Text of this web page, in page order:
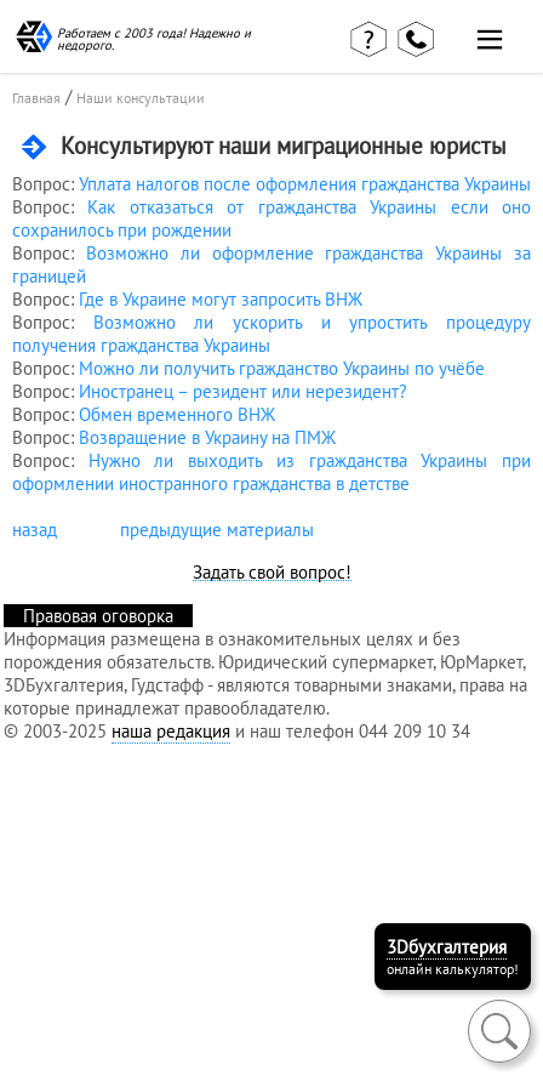
Работаем с 2003 года! Надежно и
недорого.
Главная / Наши консультации
Консультируют наши миграционные юристы
Вопрос: Уплата налогов после оформления гражданства Украины
Вопрос: Как отказаться от гражданства Украины если оно
сохранилось при рождении
Вопрос: Возможно ли оформление гражданства Украины за
границей
Вопрос: Где в Украине могут запросить ВНЖ
Вопрос: Возможно ли ускорить и упростить процедуру
получения гражданства Украины
Вопрос: Можно ли получить гражданство Украины по учёбе
Вопрос: Иностранец – резидент или нерезидент?
Вопрос: Обмен временного ВНЖ
Вопрос: Возвращение в Украину на ПМЖ
Вопрос: Нужно ли выходить из гражданства Украины при
оформлении иностранного гражданства в детстве
назад
предыдущие материалы
Задать свой вопрос!
3Dбухгалтерия
онлайн калькулятор!
Правовая оговорка
Информация размещена в ознакомительных целях и без
порождения обязательств. Юридический супермаркет, ЮрМаркет,
3DБухгалтерия, Гудстафф - являются товарными знаками, права на
которые принадлежат правообладателю.
© 2003-2025 наша редакция и наш телефон 044 209 10 34
Главная
страница
Отзывы
клиентов
Контакты
Вакансии
Наши статьи
КВЭД в
Наши
консультации
Калькулятор
Миграционные
услуги
Услуги
бухгалтера
юриста
Услуги
регистратора
Кадровый